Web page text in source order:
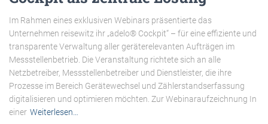
Im Rahmen eines exklusiven Webinars präsentierte das
Unternehmen reisewitz ihr „adelo® Cockpit“ – für eine effiziente und
transparente Verwaltung aller geräterelevanten Aufträgen im
Messstellenbetrieb. Die Veranstaltung richtete sich an alle
Netzbetreiber, Messstellenbetreiber und Dienstleister, die ihre
Prozesse im Bereich Gerätewechsel und Zählerstandserfassung
digitalisieren und optimieren möchten. Zur Webinaraufzeichnung In
einer Weiterlesen…